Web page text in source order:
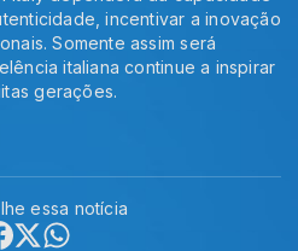
incentivar a inovação
Somente assim será
italiana continue a inspirar
gerações.
essa notícia